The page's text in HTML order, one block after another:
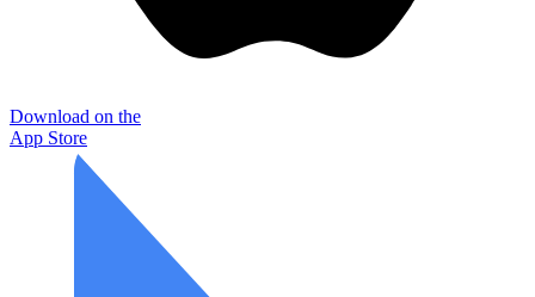
Download on the
App Store